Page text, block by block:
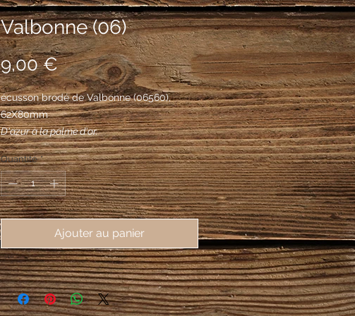
Valbonne (06)
9,00 €Prix
écusson brodé de Valbonne (06560),
62X80mm
D'azur à la palme d'or.
Quantité *
Ajouter au panier